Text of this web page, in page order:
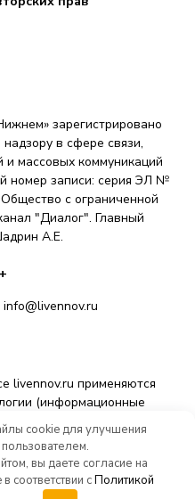
зарегистрировано
в сфере связи,
массовых коммуникаций
номер записи: серия ЭЛ №
с ограниченной
"Диалог". Главный
A.E.
info@livennov.ru
livennov.ru применяются
(информационные
на основе сбора,
относящихся к
сети «Интернет»,
Российской Федерации).
cookie для улучшения
вы даете согласие на
соответствии сПолитикой